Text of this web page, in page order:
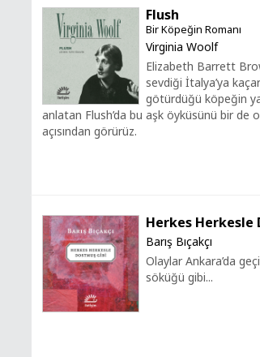
Flush
Bir Köpeğin Romanı
Virginia Woolf
Elizabeth Barrett
sevdiği İtalya’ya
götürdüğü köpeğin
anlatan Flush’da bu aşk öyküsünü bir de
açısından görürüz.
Herkes Herkesle
Barış Bıçakçı
Olaylar Ankara’da
söküğü gibi...